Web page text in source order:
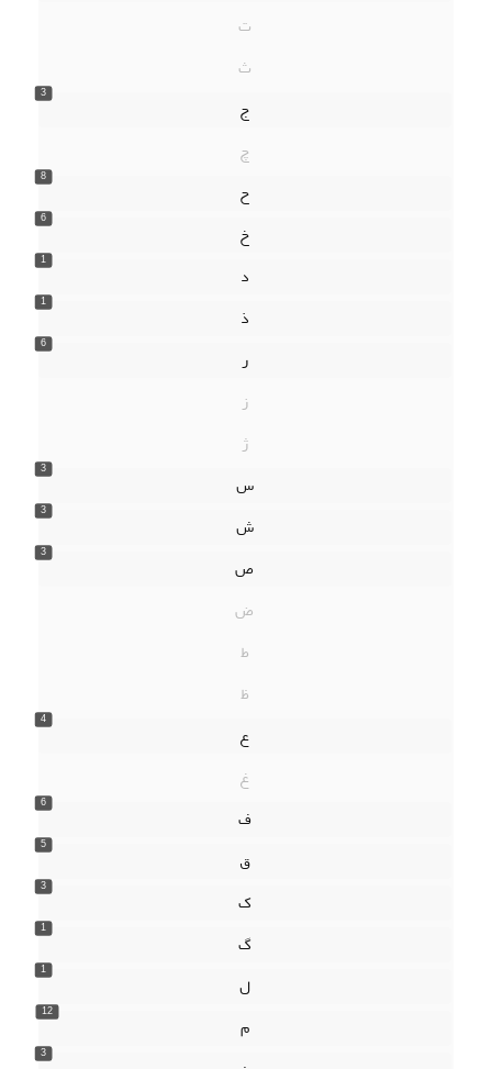
ت
ث
3
ج
چ
8
ح
6
خ
1
د
1
ذ
6
ر
ز
ژ
3
س
3
ش
3
ص
ض
ط
ظ
4
ع
غ
6
ف
5
ق
3
ک
1
گ
1
ل
12
م
3